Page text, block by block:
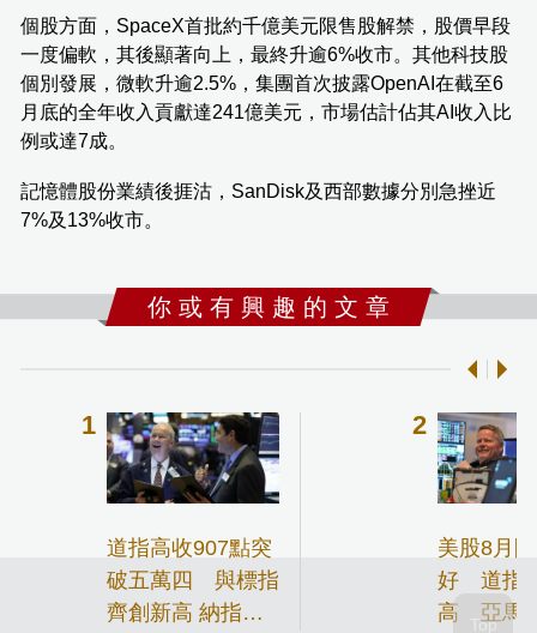
個股方面，SpaceX首批約千億美元限售股解禁，股價早段
一度偏軟，其後顯著向上，最終升逾6%收市。其他科技股
個別發展，微軟升逾2.5%，集團首次披露OpenAI在截至6
月底的全年收入貢獻達241億美元，市場估計佔其AI收入比
例或達7成。
記憶體股份業績後捱沽，SanDisk及西部數據分別急挫近
7%及13%收市。
你 或 有 興 趣 的 文 章
道指高收907點突
破五萬四 與標指
齊創新高 納指收
美股8月
好 道指
高 亞馬